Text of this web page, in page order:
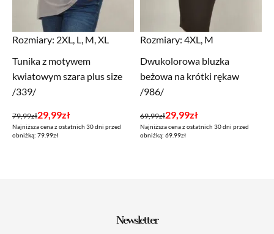
Rozmiary: 2XL, L, M, XL
Tunika z motywem
kwiatowym szara plus size
/339/
79,99zł
Pierwotna
cena
29,99zł
Aktualna
cena
Najniższa cena z ostatnich 30 dni przed
obniżką: 79.99zł
Rozmiary: 4XL, M
Dwukolorowa bluzka
beżowa na krótki rękaw
/986/
69,99zł
Pierwotna
cena
29,99zł
Aktualna
cena
Najniższa cena z ostatnich 30 dni przed
obniżką: 69.99zł
Newsletter